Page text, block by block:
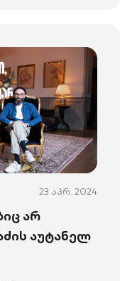
23 აპრ. 2024
არ
აუტანელ